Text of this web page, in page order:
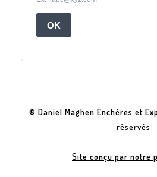
© Daniel Maghen Enchères et
réservés
Site conçu par notre